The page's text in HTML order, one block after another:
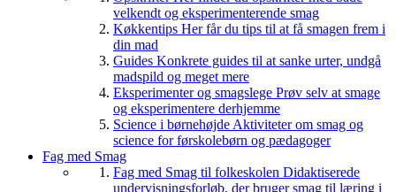
velkendt og eksperimenterende smag
Køkkentips Her får du tips til at få smagen frem i
din mad
Guides Konkrete guides til at sanke urter, undgå
madspild og meget mere
Eksperimenter og smagslege Prøv selv at smage
og eksperimentere derhjemme
Science i børnehøjde Aktiviteter om smag og
science for førskolebørn og pædagoger
Fag med Smag
Fag med Smag til folkeskolen Didaktiserede
undervisningsforløb, der bruger smag til læring i